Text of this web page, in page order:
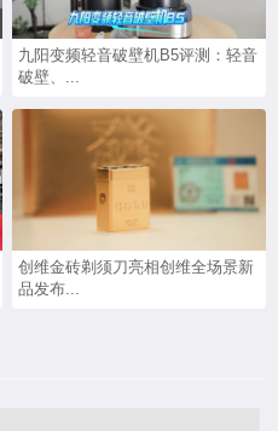
九阳变频轻音破壁机B5评测：轻音
破壁、...
创维金砖剃须刀亮相创维全场景新
品发布...